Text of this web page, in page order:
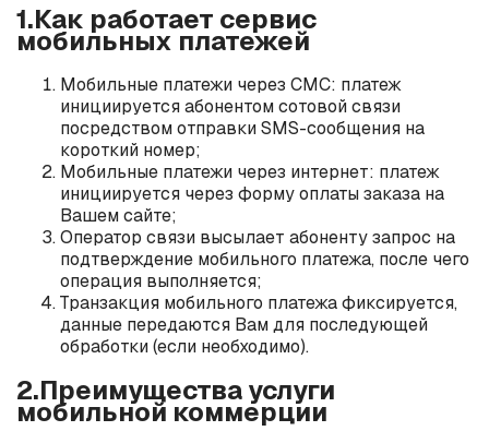
1.Как работает сервис
мобильных платежей
Мобильные платежи через СМС: платеж
инициируется абонентом сотовой связи
посредством отправки SMS-сообщения на
короткий номер;
Мобильные платежи через интернет: платеж
инициируется через форму оплаты заказа на
Вашем сайте;
Оператор связи высылает абоненту запрос на
подтверждение мобильного платежа, после чего
операция выполняется;
Транзакция мобильного платежа фиксируется,
данные передаются Вам для последующей
обработки (если необходимо).
2.Преимущества услуги
мобильной коммерции